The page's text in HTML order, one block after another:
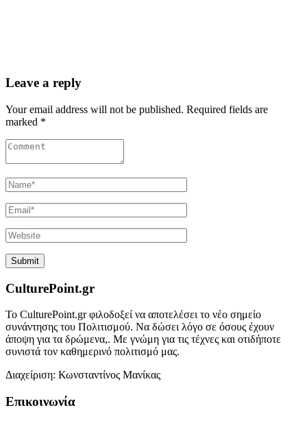
Leave a reply
Your email address will not be published. Required fields are
marked *
CulturePoint.gr
Το CulturePoint.gr φιλοδοξεί να αποτελέσει το νέο σημείο
συνάντησης του Πολιτισμού. Να δώσει λόγο σε όσους έχουν
άποψη για τα δρώμενα,. Με γνώμη για τις τέχνες και οτιδήποτε
συνιστά τον καθημερινό πολιτισμό μας.
Διαχείριση: Κωνσταντίνος Μανίκας
Επικοινωνία